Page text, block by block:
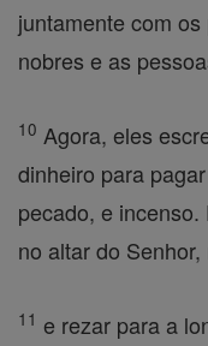
juntamente com
nobres e as
10 Agora, eles
dinheiro para
pecado, e
no altar do
11 e rezar para a